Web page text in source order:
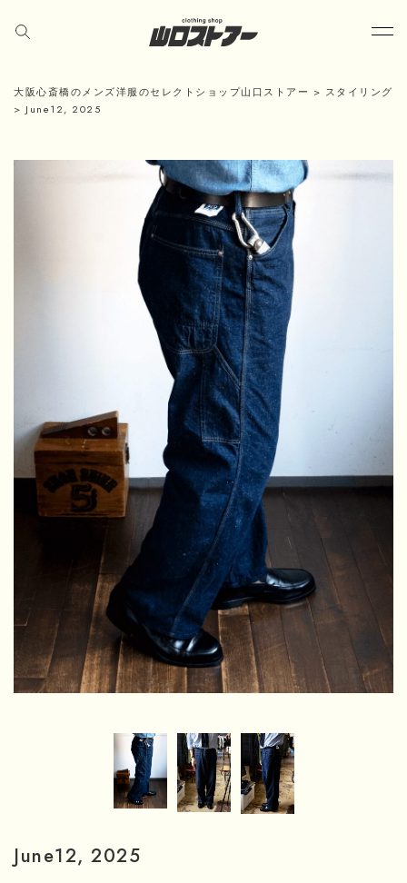
大阪心斎橋のメンズ洋服のセレクトショップ山口ストアー > スタイリング
> June12, 2025
June12, 2025